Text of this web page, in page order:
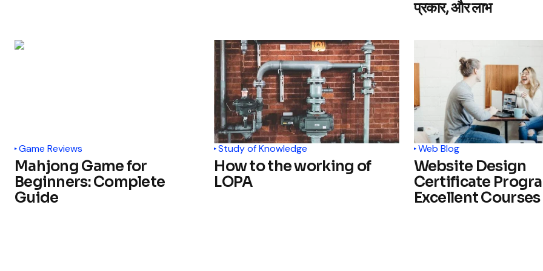
प्रकार, और लाभ
Game Reviews
Mahjong Game for
Beginners: Complete
Guide
Study of Knowledge
How to the working of
LOPA
Web Blog
Website Design
Certificate
Excellent Courses